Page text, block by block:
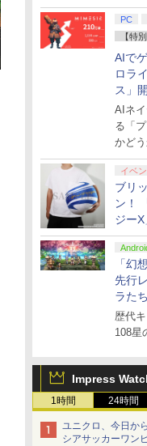
てみ
PC
【特
AIで
ロラ
ス」
る“AI
演レ
AIネ
る「
かどう
イベン
ブリ
ン！
ジーX
ズ情
「幻
先行
ラた
シリ
歴代
108星
Impress
1時間 24時間
ユニクロ、今日か
シアサッカーワン